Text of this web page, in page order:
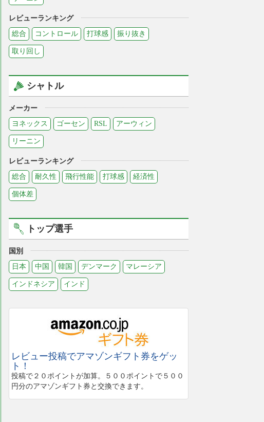
レビューランキング
総合
コントロール 打球感 振り抜き
取り回し
シャトル
メーカー
ヨネックス
ゴーセン RSL アーウィン
リーニン
レビューランキング
総合
耐久性 飛行性能 打球感 経済性
個体差
トップ選手
国別
日本
中国 韓国 デンマーク マレーシア
インドネシア インド
レビュー投稿でアマゾンギフト券をゲッ
ト！
投稿で２０ポイントが加算。５００ポイントで５００
円分のアマゾンギフト券と交換できます。